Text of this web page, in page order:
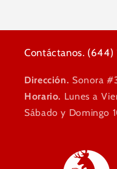
Contáctanos.
Dirección. Sonora
Horario. Lunes a
Sábado y Domingo